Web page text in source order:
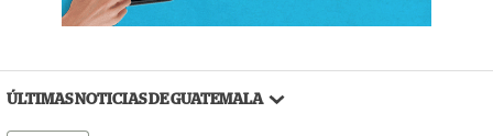
ÚLTIMAS NOTICIAS DE GUATEMALA